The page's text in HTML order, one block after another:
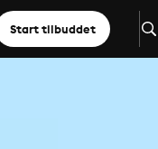
Start tilbuddet